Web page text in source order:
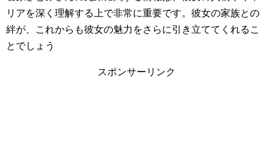
リアを深く理解する上で非常に重要です。彼女の家族との
絆が、これからも彼女の魅力をさらに引き立ててくれるこ
とでしょう
スポンサーリンク